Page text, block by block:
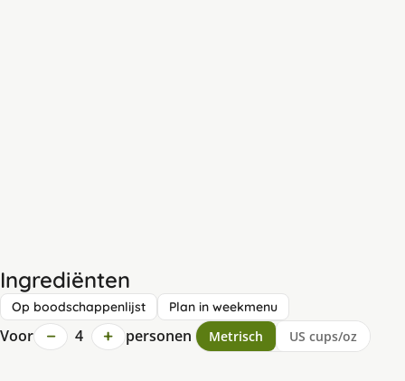
Ingrediënten
Op boodschappenlijst Plan in weekmenu
Voor − 4 + personen Metrisch US cups/oz